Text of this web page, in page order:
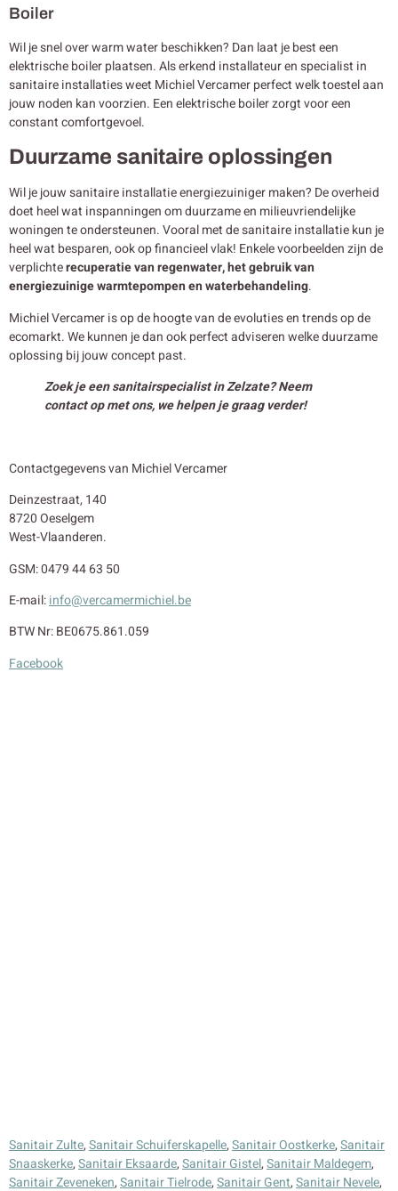
Boiler
Wil je snel over warm water beschikken? Dan laat je best een
elektrische boiler plaatsen. Als erkend installateur en specialist in
sanitaire installaties weet Michiel Vercamer perfect welk toestel aan
jouw noden kan voorzien. Een elektrische boiler zorgt voor een
constant comfortgevoel.
Duurzame sanitaire oplossingen
Wil je jouw sanitaire installatie energiezuiniger maken? De overheid
doet heel wat inspanningen om duurzame en milieuvriendelijke
woningen te ondersteunen. Vooral met de sanitaire installatie kun je
heel wat besparen, ook op financieel vlak! Enkele voorbeelden zijn de
verplichterecuperatie van regenwater, het gebruik van
energiezuinige warmtepompen en waterbehandeling.
Michiel Vercamer is op de hoogte van de evoluties en trends op de
ecomarkt. We kunnen je dan ook perfect adviseren welke duurzame
oplossing bij jouw concept past.
Zoek je een sanitairspecialist in Zelzate? Neem
contact op met ons, we helpen je graag verder!
Contactgegevens van Michiel Vercamer
Deinzestraat, 140
8720 Oeselgem
West-Vlaanderen.
GSM: 0479 44 63 50
E-mail:info@vercamermichiel.be
BTW Nr: BE0675.861.059
Facebook
Sanitair Zulte,Sanitair Schuiferskapelle,Sanitair Oostkerke,Sanitair
Snaaskerke,Sanitair Eksaarde,Sanitair Gistel,Sanitair Maldegem,
Sanitair Zeveneken,Sanitair Tielrode,Sanitair Gent,Sanitair Nevele,